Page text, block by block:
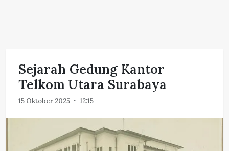
Sejarah Gedung Kantor
Telkom Utara Surabaya
15 Oktober 2025 12:15